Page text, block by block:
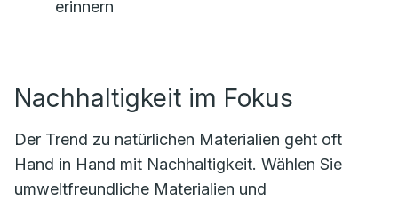
erinnern
Nachhaltigkeit im Fokus
Der Trend zu natürlichen Materialien geht oft
Hand in Hand mit Nachhaltigkeit. Wählen Sie
umweltfreundliche Materialien und